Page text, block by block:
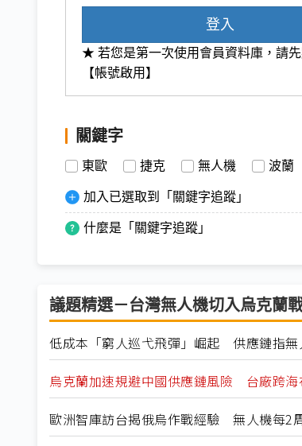
登入
★ 若您是第一次使用會員資料庫，請
【帳號啟用】
關鍵字
東歐 捷克 無人機 波蘭
加入已選取到「關鍵字追蹤」
什麼是「關鍵字追蹤」
議題精選－台灣無人機切入烏克蘭
低成本「窮人巡弋飛彈」崛起 供應鏈指無
烏克蘭加速規避中國供應鏈風險 台廠跨
歐洲智庫訪台揭俄烏作戰經驗 無人機每2